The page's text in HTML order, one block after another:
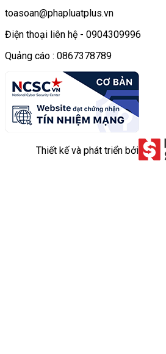
toasoan@phapluatplus.vn
Điện thoại liên hệ - 0904309996
Quảng cáo : 0867378789
Thiết kế và phát triển bởi